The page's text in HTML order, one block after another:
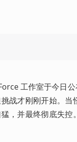
工作室于今日
战才刚刚开始。当
，并最终彻底失